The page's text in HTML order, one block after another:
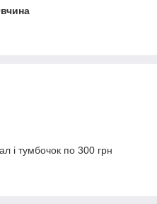
і тумбочок по 300 грн